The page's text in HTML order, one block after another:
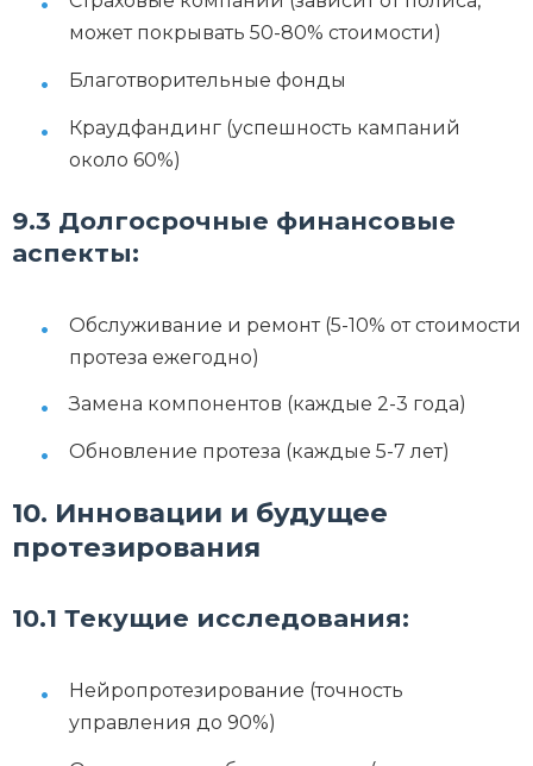
может покрывать 50-80% стоимости)
Благотворительные фонды
Краудфандинг (успешность кампаний
около 60%)
9.3 Долгосрочные финансовые
аспекты:
Обслуживание и ремонт (5-10% от стоимости
протеза ежегодно)
Замена компонентов (каждые 2-3 года)
Обновление протеза (каждые 5-7 лет)
10. Инновации и будущее
протезирования
10.1 Текущие исследования:
Нейропротезирование (точность
управления до 90%)